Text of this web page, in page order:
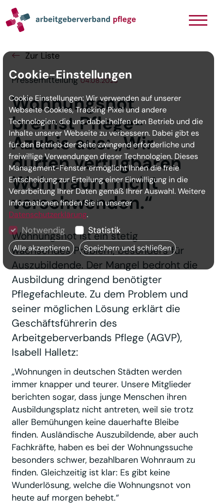
Navigation
Inhalt
Seitenabschluss
Zur Liste
Pressemitteilung 04.08.2023
Wohnungsnot
bremst Pflege-
Azubis aus: „Wir
dürfen verfügbaren
Wohnraum nicht
verschwenden.“
Wohnungsnot ist ein stetig
wachsendes Problem, besonders für
Auszubildende. Der Mangel bedroht die
Ausbildung dringend benötigter
Pflegefachleute. Zu dem Problem und
seiner möglichen Lösung erklärt die
Geschäftsführerin des
Arbeitgeberverbands Pflege (AGVP),
Isabell Halletz:
„Wohnungen in deutschen Städten werden
immer knapper und teurer. Unsere Mitglieder
berichten sogar, dass junge Menschen ihren
Ausbildungsplatz nicht antreten, weil sie trotz
aller Bemühungen keine dauerhafte Bleibe
finden. Ausländische Auszubildende, aber auch
Fachkräfte, haben es bei der Wohnungssuche
besonders schwer, bezahlbaren Wohnraum zu
finden. Gleichzeitig ist klar: Es gibt keine
Wunderlösung, welche die Wohnungsnot von
heute auf morgen behebt.“
Cookie-Einstellungen
Cookie Einstellungen: Wir verwenden auf unserer
Webseite Cookies, Tracking Pixel und andere
Technologien, die uns dabei helfen den Betrieb und die
Inhalte unserer Webseite zu verbessern. Dabei gibt es
für den Betrieb der Seite zwingend erforderliche und
freiwillige Verwendungen dieser Technologien. Dieses
Management-Fenster ermöglicht Ihnen die freie
Entscheidung zur Erteilung einer Einwilligung in die
Verarbeitung Ihrer Daten gemäß Ihrer Auswahl. Weitere
Informationen finden Sie in unserer
Datenschutzerklärung.
Notwendig Statistik
Alle akzeptieren Speichern und schließen